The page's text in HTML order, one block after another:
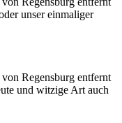
unser einmaliger
Regensburg entfernt
und witzige Art auch